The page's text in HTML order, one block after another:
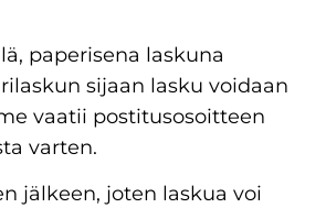
paperisena laskuna
sijaan lasku voidaan
vaatii postitusosoitteen
varten.
jälkeen, joten laskua voi